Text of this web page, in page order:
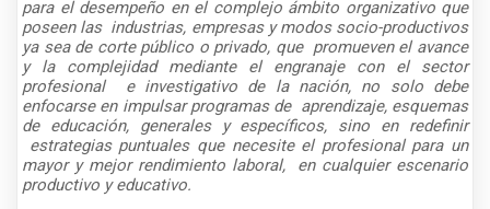
para el desempeño en el complejo ámbito organizativo que
poseen las industrias, empresas y modos socio-productivos
ya sea de corte público o privado, que promueven el avance
y la complejidad mediante el engranaje con el sector
profesional
e investigativo de la nación, no solo debe
enfocarse en impulsar programas de aprendizaje, esquemas
de educación, generales y específicos, sino en redefinir
estrategias puntuales que necesite el profesional para un
mayor y mejor rendimiento laboral,
en cualquier escenario
productivo y educativo.